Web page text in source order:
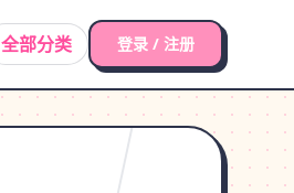
全部分类 登录 / 注册